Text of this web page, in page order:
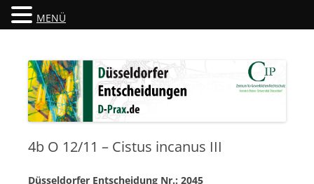
Düsseldorfer Entscheidungen
4b O 12/11 – Cistus incanus III
Düsseldorfer Entscheidung Nr.: 2045
MENÜ